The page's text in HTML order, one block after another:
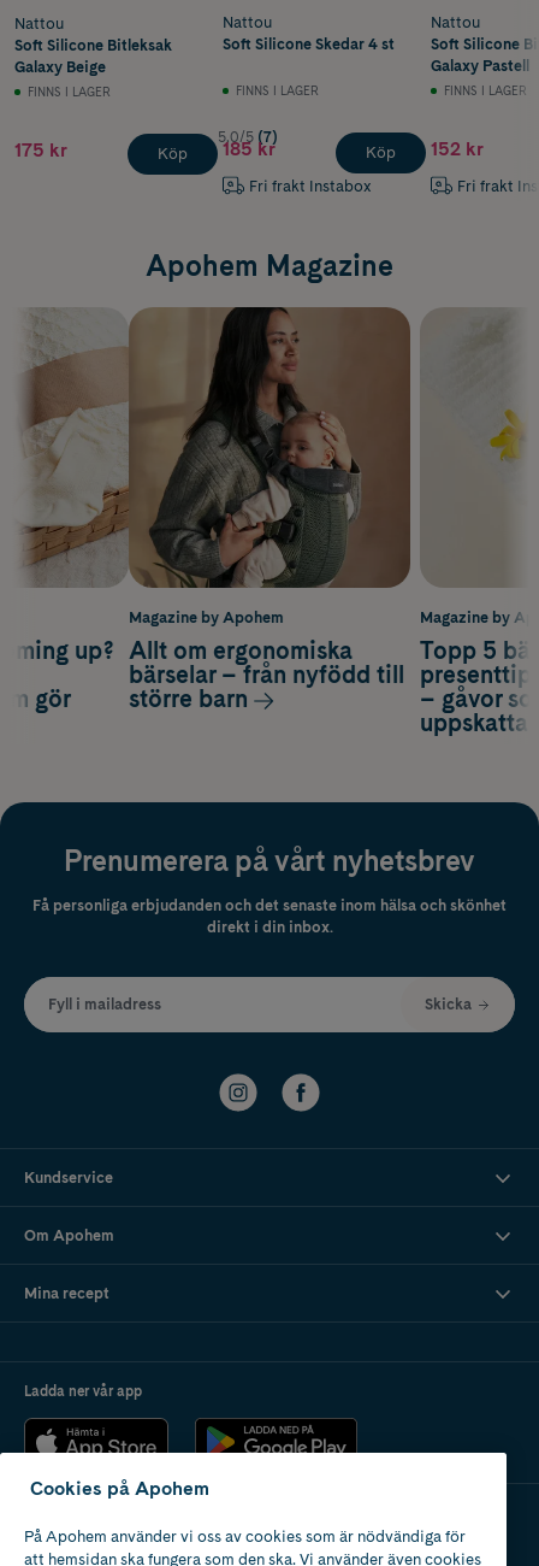
Nattou
Soft Silicone Bitleksak
Galaxy Beige
FINNS I LAGER
175 kr Köp
Nattou
Soft Silicone Skedar 4 st
FINNS I LAGER
5.0/5 (7)
185 kr
Fri frakt Instabox
Köp
Nattou
Soft Silicone
Galaxy Pastell
FINNS I LAGER
152 kr
Fri frakt
Apohem Magazine
Magazine by
Topp 5
– gåvor
up?
gör
Magazine by Apohem
Allt om ergonomiska
bärselar – från nyfödd till
större barn
Prenumerera på vårt nyhetsbrev
Få personliga erbjudanden och det senaste inom hälsa och skönhet
direkt i din inbox.
Fyll i mailadress Skicka
Kundservice
Om Apohem
Mina recept
Ladda ner vår app
Apotek med tillstånd
av Läkemedelsverket
Cookies på Apohem
På Apohem använder vi oss av cookies som är nödvändiga för
att hemsidan ska fungera som den ska. Vi använder även cookies